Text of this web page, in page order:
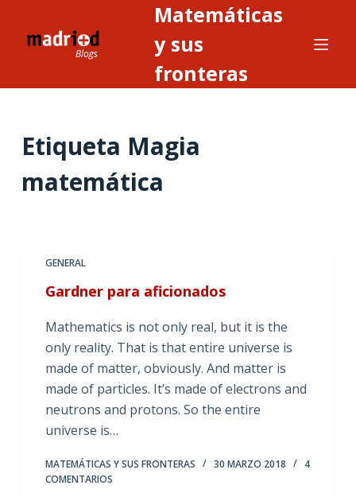
Matemáticas
y sus
fronteras
Etiqueta Magia
matemática
GENERAL
Gardner para aficionados
Mathematics is not only real, but it is the
only reality. That is that entire universe is
made of matter, obviously. And matter is
made of particles. It’s made of electrons and
neutrons and protons. So the entire
universe is…
MATEMÁTICAS Y SUS FRONTERAS 30 MARZO 2018
4
COMENTARIOS